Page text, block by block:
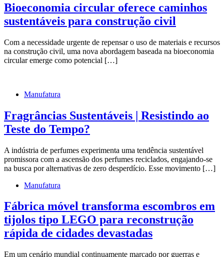
Bioeconomia circular oferece caminhos
sustentáveis para construção civil
Com a necessidade urgente de repensar o uso de materiais e recursos
na construção civil, uma nova abordagem baseada na bioeconomia
circular emerge como potencial […]
Manufatura
Fragrâncias Sustentáveis | Resistindo ao
Teste do Tempo?
A indústria de perfumes experimenta uma tendência sustentável
promissora com a ascensão dos perfumes reciclados, engajando-se
na busca por alternativas de zero desperdício. Esse movimento […]
Manufatura
Fábrica móvel transforma escombros em
tijolos tipo LEGO para reconstrução
rápida de cidades devastadas
Em um cenário mundial continuamente marcado por guerras e